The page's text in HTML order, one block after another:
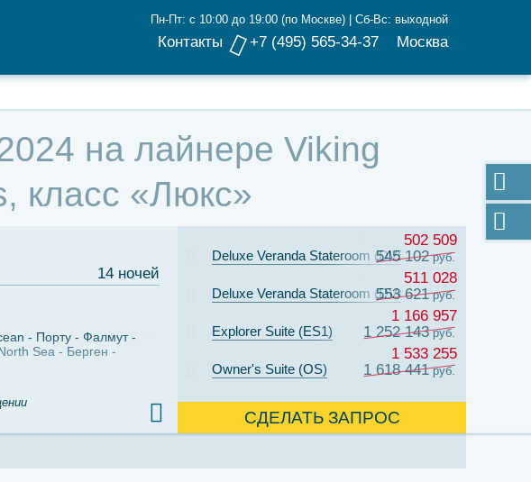
Контакты
Пн-Пт: с 10:00 до 19:00 (по Москве) | Сб-Вс: выходной
+7 (495) 565-34-37 Москва
на лайнере Viking
класс «Люкс»
14 ночей
Порту
Фалмут
Sea
Берген
Deluxe Veranda Stateroom (DV5)
502 509
545 102руб.
Deluxe Veranda Stateroom (DV4)
511 028
553 621руб.
Explorer Suite (ES1)
1 166 957
1 252 143руб.
Owner's Suite (OS)
1 533 255
1 618 441руб.
СДЕЛАТЬ ЗАПРОС